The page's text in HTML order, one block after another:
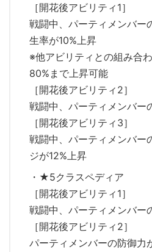
［開花後アビリティ1］
戦闘中、パーティメンバー
生率が10%上昇
※他アビリティとの組み合
80%まで上昇可能
［開花後アビリティ2］
戦闘中、パーティメンバー
［開花後アビリティ3］
戦闘中、パーティメンバー
ジが12%上昇
・★5クラスペディア
［開花後アビリティ1］
戦闘中、パーティメンバー
［開花後アビリティ2］
パーティメンバーの防御力